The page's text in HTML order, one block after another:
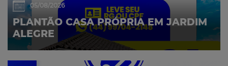
05/08/2026
PLANTÃO CASA PRÓPRIA EM JARDIM
ALEGRE